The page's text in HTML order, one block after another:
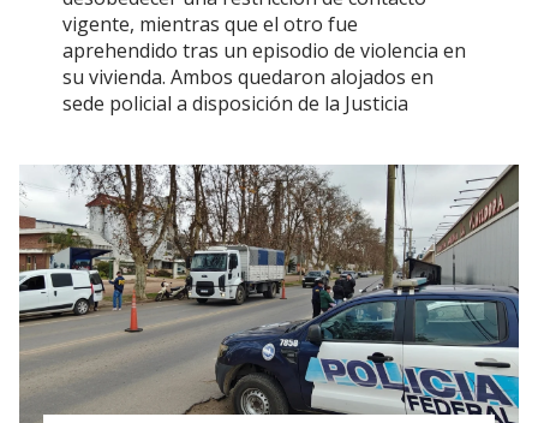
vigente, mientras que el otro fue
aprehendido tras un episodio de violencia en
su vivienda. Ambos quedaron alojados en
sede policial a disposición de la Justicia